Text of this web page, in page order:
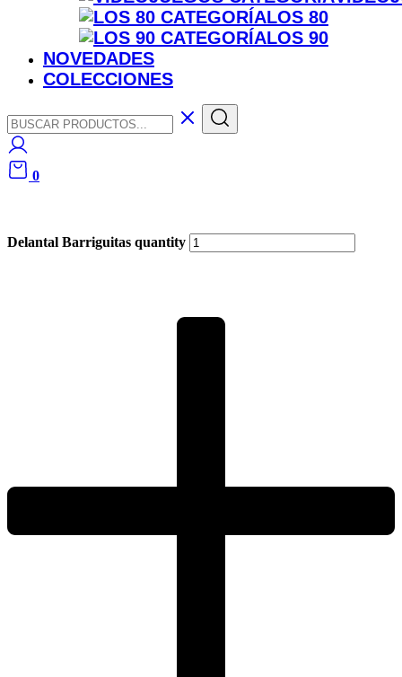
LOS 80
LOS 90
NOVEDADES
COLECCIONES
0
Delantal Barriguitas quantity